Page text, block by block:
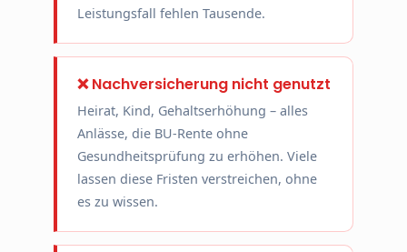
Leistungsfall fehlen Tausende.
❌ Nachversicherung nicht genutzt
Heirat, Kind, Gehaltserhöhung – alles
Anlässe, die BU-Rente ohne
Gesundheitsprüfung zu erhöhen. Viele
lassen diese Fristen verstreichen, ohne
es zu wissen.